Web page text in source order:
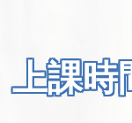
上課時